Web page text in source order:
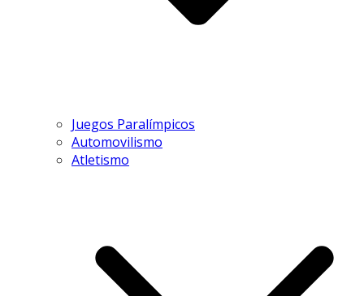
Juegos Paralímpicos
Automovilismo
Atletismo